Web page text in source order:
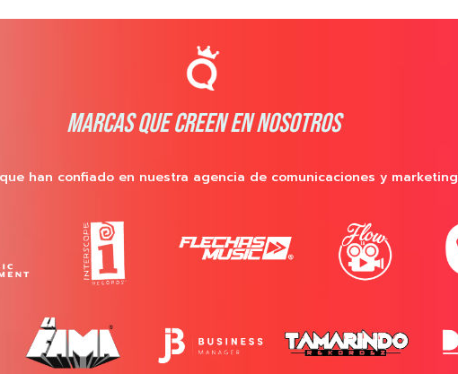
MARCAS QUE CREEN EN NOSOTROS
han confiado en nuestra agencia de comunicaciones y marketing